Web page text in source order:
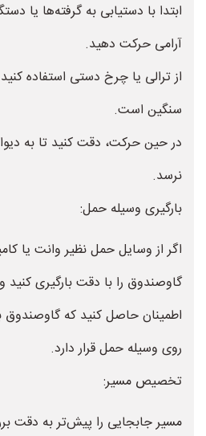
ابتدا با دستیابی به گرفته‌ها یا
آرامی حرکت دهید.
از ترالی یا چرخ دستی استفاده
سنگین است.
در حین حرکت، دقت کنید تا به
نرسد.
بارگیری وسیله حمل:
اگر از وسایل حمل نظیر وانت یا
گاوصندوق را با دقت بارگیری کنید
اطمینان حاصل کنید که گاوصندوق
روی وسیله حمل قرار دارد.
تخصیص مسیر:
مسیر جابجایی را پیش‌تر به دقت